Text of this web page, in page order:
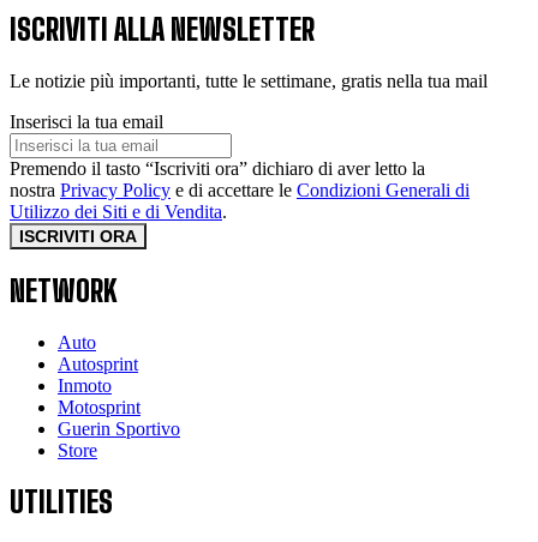
ISCRIVITI ALLA NEWSLETTER
Le notizie più importanti, tutte le settimane, gratis nella tua mail
Inserisci la tua email
Premendo il tasto “Iscriviti ora” dichiaro di aver letto la
nostra Privacy Policy e di accettare le Condizioni Generali di
Utilizzo dei Siti e di Vendita.
ISCRIVITI ORA
NETWORK
Auto
Autosprint
Inmoto
Motosprint
Guerin Sportivo
Store
UTILITIES